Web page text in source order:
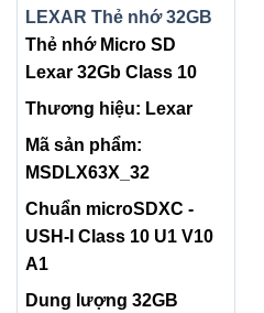
LEXAR Thẻ nhớ 32GB
Thẻ nhớ Micro SD
Lexar 32Gb Class 10
Thương hiệu: Lexar
Mã sản phẩm:
MSDLX63X_32
Chuẩn microSDXC -
USH-I Class 10 U1 V10
A1
Dung lượng 32GB